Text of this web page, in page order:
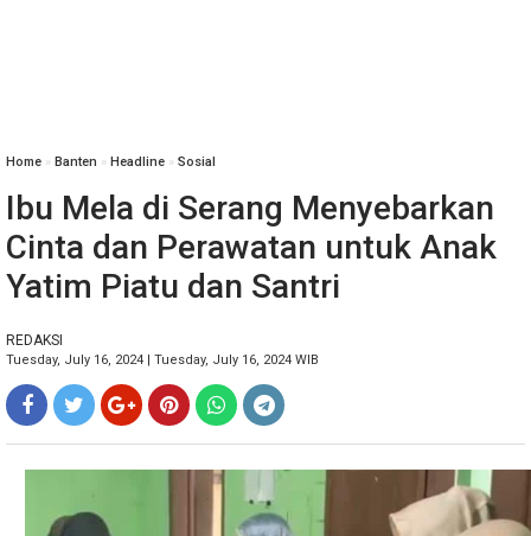
Home » Banten » Headline » Sosial
Ibu Mela di Serang Menyebarkan
Cinta dan Perawatan untuk Anak
Yatim Piatu dan Santri
REDAKSI
Tuesday, July 16, 2024 | Tuesday, July 16, 2024 WIB